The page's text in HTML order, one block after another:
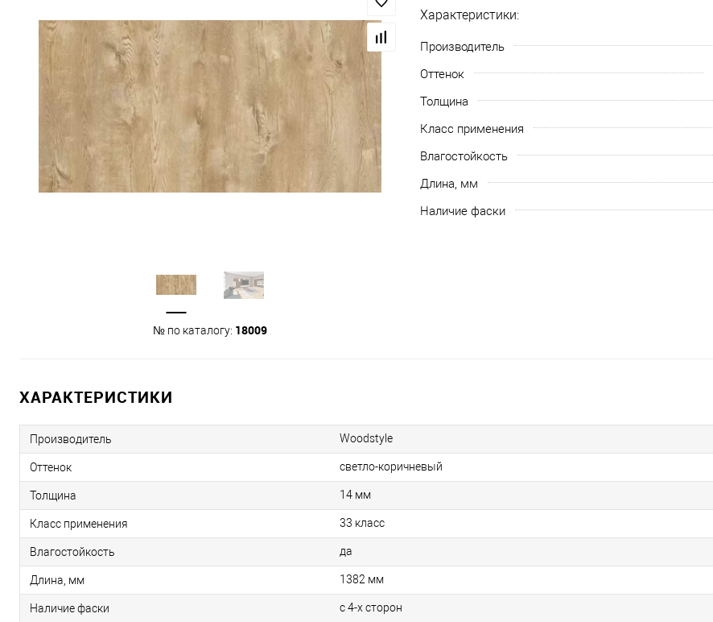
№ по каталогу: 18009
Характеристики:
Производитель
Оттенок
Толщина
Класс применения
Влагостойкость
Длина, мм
Наличие фаски
ХАРАКТЕРИСТИКИ
Производитель Woodstyle
Оттенок светло-коричневый
Толщина 14 мм
Класс применения 33 класс
Влагостойкость да
Длина, мм 1382 мм
Наличие фаски с 4-х сторон